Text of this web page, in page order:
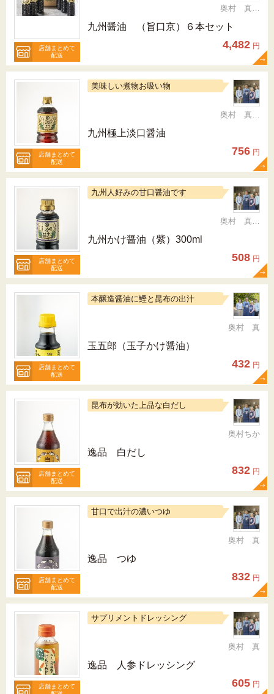
店舗まとめて
配送
奥村 真（ちか）
九州醤油 （旨口京）６本セット
4,482 円
店舗まとめて
配送
美味しい煮物お吸い物
奥村 真（ちか）
九州極上淡口醤油
756 円
店舗まとめて
配送
九州人好みの甘口醤油です
奥村 真（ちか）
九州かけ醤油（紫）300ml
508 円
店舗まとめて
配送
本醸造醤油に鰹と昆布の出汁
奥村 真
玉五郎（玉子かけ醤油）
432 円
店舗まとめて
配送
昆布が効いた上品な白だし
奥村ちか
逸品 白だし
832 円
店舗まとめて
配送
甘口で出汁の濃いつゆ
奥村 真
逸品 つゆ
832 円
店舗まとめて
サプリメントドレッシング
奥村 真
逸品 人参ドレッシング
605 円